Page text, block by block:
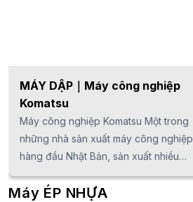
MÁY DẬP｜Máy công nghiệp
Komatsu
Máy công nghiệp Komatsu Một trong
những nhà sản xuất máy công nghiệp
hàng đầu Nhật Bản, sản xuất nhiều
loại máy dập từ nhỏ đến lớn, cũng
như máy kim loại tấm và máy cắt
Máy ÉP NHỰA